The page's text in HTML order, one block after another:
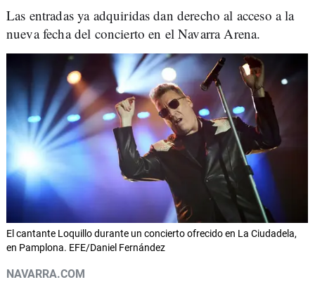
Las entradas ya adquiridas dan derecho al acceso a la
nueva fecha del concierto en el Navarra Arena.
El cantante Loquillo durante un concierto ofrecido en La Ciudadela,
en Pamplona. EFE/Daniel Fernández
NAVARRA.COM